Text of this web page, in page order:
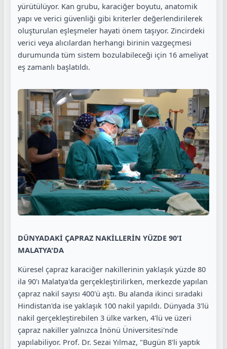
yürütülüyor. Kan grubu, karaciğer boyutu, anatomik
yapı ve verici güvenliği gibi kriterler değerlendirilerek
oluşturulan eşleşmeler hayati önem taşıyor. Zincirdeki
verici veya alıcılardan herhangi birinin vazgeçmesi
durumunda tüm sistem bozulabileceği için 16 ameliyat
eş zamanlı başlatıldı.
DÜNYADAKİ ÇAPRAZ NAKİLLERİN YÜZDE 90'I
MALATYA'DA
Küresel çapraz karaciğer nakillerinin yaklaşık yüzde 80
ila 90'ı Malatya'da gerçekleştirilirken, merkezde yapılan
çapraz nakil sayısı 400'ü aştı. Bu alanda ikinci sıradaki
Hindistan'da ise yaklaşık 100 nakil yapıldı. Dünyada 3'lü
nakil gerçekleştirebilen 3 ülke varken, 4'lü ve üzeri
çapraz nakiller yalnızca İnönü Üniversitesi'nde
yapılabiliyor. Prof. Dr. Sezai Yılmaz, "Bugün 8'li yaptık